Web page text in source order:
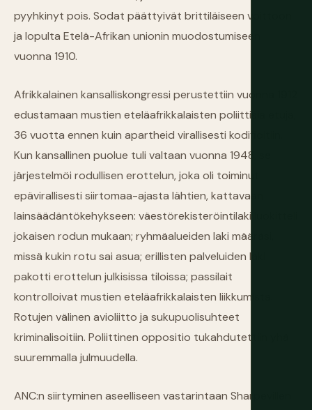
pyyhkinyt pois. Sodat päättyivät brittiläiseen voittoon
ja lopulta Etelä-Afrikan unionin muodostumiseen
vuonna 1910.
Afrikkalainen kansalliskongressi perustettiin vuonna 1912
edustamaan mustien eteläafrikkalaisten poliittisia etuja,
36 vuotta ennen kuin apartheid virallisesti kodifioitiin.
Kun kansallinen puolue tuli valtaan vuonna 1948, se
järjestelmöi rodullisen erottelun, joka oli toiminut
epävirallisesti siirtomaa-ajasta lähtien, kattavaan
lainsäädäntökehykseen: väestörekisteröintilaki luokitteli
jokaisen rodun mukaan; ryhmäalueiden laki määräsi,
missä kukin rotu sai asua; erillisten palveluiden laki
pakotti erottelun julkisissa tiloissa; passilait
kontrolloivat mustien eteläafrikkalaisten liikkumista.
Rotujen välinen avioliitto ja sukupuolisuhteet
kriminalisoitiin. Poliittinen oppositio tukahdutettiin yhä
suuremmalla julmuudella.
ANC:n siirtyminen aseelliseen vastarintaan Sharpevillen